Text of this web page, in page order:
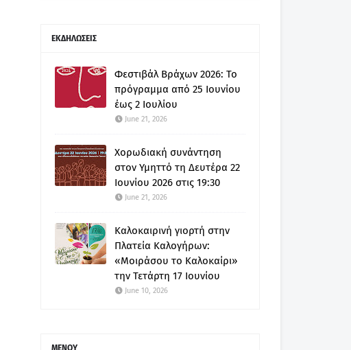
ΕΚΔΗΛΩΣΕΙΣ
Φεστιβάλ Βράχων 2026: Το
πρόγραμμα από 25 Ιουνίου
έως 2 Ιουλίου
June 21, 2026
Χορωδιακή συνάντηση
στον Υμηττό τη Δευτέρα 22
Ιουνίου 2026 στις 19:30
June 21, 2026
Καλοκαιρινή γιορτή στην
Πλατεία Καλογήρων:
«Μοιράσου το Καλοκαίρι»
την Τετάρτη 17 Ιουνίου
June 10, 2026
ΜΕΝΟΥ